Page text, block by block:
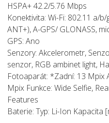
HSPA+ 42.2/5.76 Mbps
Konektivita: Wi-Fi: 802.11 a/
ANT+), A-GPS/ GLONASS,
GPS: Ano
Senzory: Akcelerometr,
senzor, RGB ambinet light,
Fotoaparát: *Zadní: 13 Mpix
Mpix Funkce: Wide Selfie,
Features
Baterie: Typ: Li-Ion Kapacita